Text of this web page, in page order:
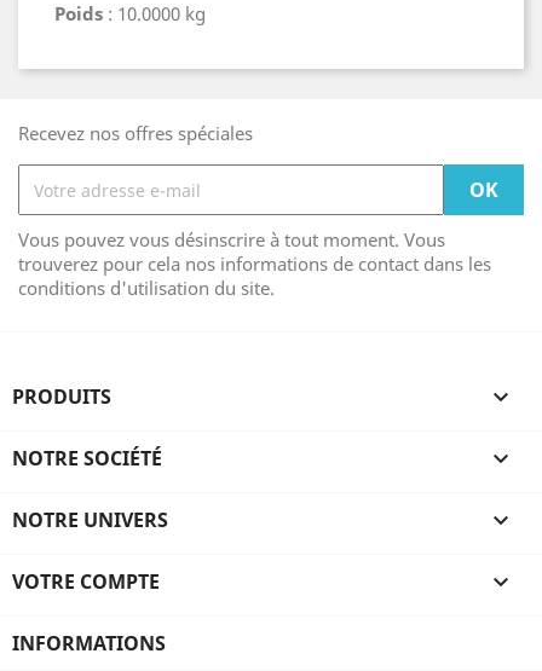
Poids : 10.0000 kg
Recevez nos offres spéciales
Vous pouvez vous désinscrire à tout moment. Vous
trouverez pour cela nos informations de contact dans les
conditions d'utilisation du site.
PRODUITS 
NOTRE SOCIÉTÉ 
NOTRE UNIVERS 
VOTRE COMPTE 
INFORMATIONS